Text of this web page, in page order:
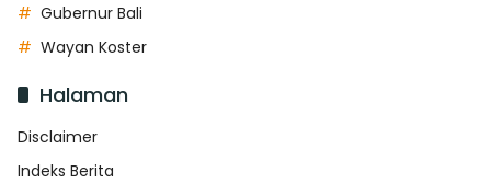
Gubernur Bali
Wayan Koster
Halaman
Disclaimer
Indeks Berita